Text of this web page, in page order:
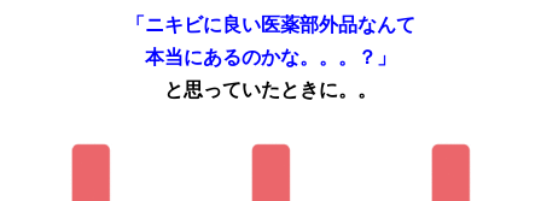
「ニキビに良い医薬部外品なんて
本当にあるのかな。。。？」
と思っていたときに。。